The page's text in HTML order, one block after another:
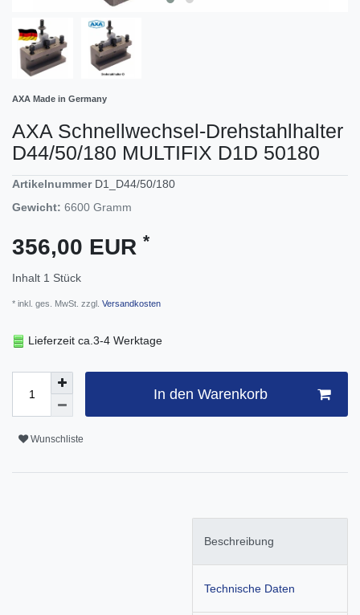
AXA Made in Germany
AXA Schnellwechsel-Drehstahlhalter
D44/50/180 MULTIFIX D1D 50180
Artikelnummer D1_D44/50/180
Gewicht: 6600 Gramm
356,00 EUR *
Inhalt 1 Stück
* inkl. ges. MwSt. zzgl. Versandkosten
Lieferzeit ca.3-4 Werktage
In den Warenkorb
Wunschliste
Beschreibung
Technische Daten